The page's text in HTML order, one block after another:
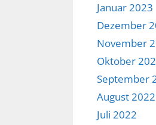
Januar 2023
Dezember
November
Oktober
September
August 2022
Juli 2022